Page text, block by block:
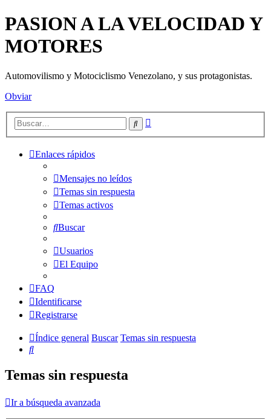
PASION A LA VELOCIDAD Y
MOTORES
Automovilismo y Motociclismo Venezolano, y sus protagonistas.
Obviar
Buscar
Enlaces rápidos
Mensajes no leídos
Temas sin respuesta
Temas activos
Buscar
Usuarios
El Equipo
FAQ
Identificarse
Registrarse
Índice general Buscar Temas sin respuesta
Buscar
Temas sin respuesta
Ir a búsqueda avanzada